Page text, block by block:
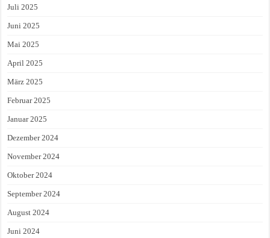
Juli 2025
Juni 2025
Mai 2025
April 2025
März 2025
Februar 2025
Januar 2025
Dezember 2024
November 2024
Oktober 2024
September 2024
August 2024
Juni 2024